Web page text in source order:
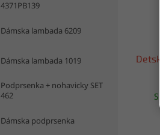
4371PB139
Dámska lambada 6209
Dámska lambada 1019
Podprsenka + nohavicky SET
462
Dámska podprsenka